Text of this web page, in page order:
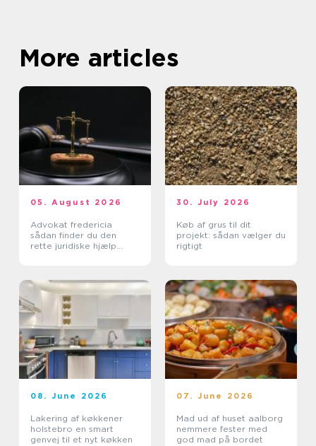
More articles
05. August 2026
Advokat fredericia
sådan finder du den
rette juridiske hjælp
30. July 2026
Køb af grus til dit
projekt: sådan vælger du
rigtigt
08. June 2026
Lakering af køkkener
holstebro en smart
genvej til et nyt køkken
07. June 2026
Mad ud af huset aalborg
nemmere fester med
god mad på bordet